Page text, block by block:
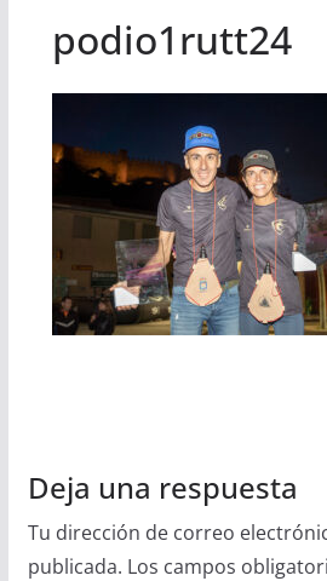
podio1rutt24
Deja una respuesta
Tu dirección de correo
publicada. Los campos